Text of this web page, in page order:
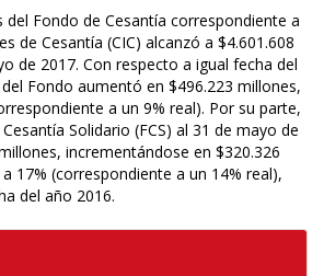
del Fondo de Cesantía correspondiente a
de Cesantía (CIC) alcanzó a $4.601.608
de 2017. Con respecto a igual fecha del
Fondo aumentó en $496.223 millones,
a un 9% real). Por su parte,
Solidario (FCS) al 31 de mayo de
incrementándose en $320.326
17% (correspondiente a un 14% real),
del año 2016.